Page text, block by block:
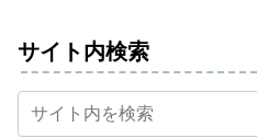
サイト内検索